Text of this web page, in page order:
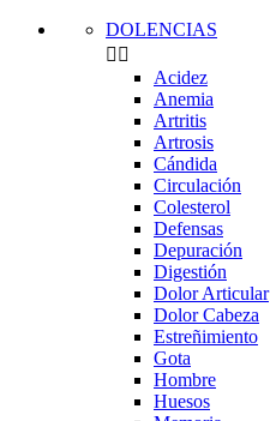
DOLENCIAS
 
Acidez
Anemia
Artritis
Artrosis
Cándida
Circulación
Colesterol
Defensas
Depuración
Digestión
Dolor Articular
Dolor Cabeza
Estreñimiento
Gota
Hombre
Huesos